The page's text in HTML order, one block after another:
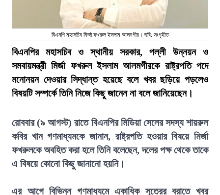
বিএনপি মহাসচিব মির্জা ফখরুল ইসলাম আলমগীর। ছবি: সংগৃহীত
বিএনপির মহাসচিব ও স্থানীয় সরকার, পল্লী উন্নয়ন ও
সমবায়মন্ত্রী মির্জা ফখরুল ইসলাম আলমগীরকে রাষ্ট্রপতি পদে
মনোনয়ন দেওয়ার সিদ্ধান্ত হয়েছে বলে খবর ছড়িয়ে পড়লেও
বিষয়টি সম্পর্কে তিনি নিজে কিছু জানেন না বলে জানিয়েছেন।
রোববার (৯ আগস্ট) রাতে বিএনপির মিডিয়া সেলের সদস্য শায়রুল
কবির খান গণমাধ্যমকে জানান, রাষ্ট্রপতি হওয়ার বিষয়ে মির্জা
ফখরুলকে অবহিত করা হলে তিনি বলেছেন, দলের পক্ষ থেকে তাকে
এ বিষয়ে কোনো কিছু জানানো হয়নি।
এর আগে বিভিন্ন গণমাধ্যমে একাধিক সূত্রের বরাতে খবর